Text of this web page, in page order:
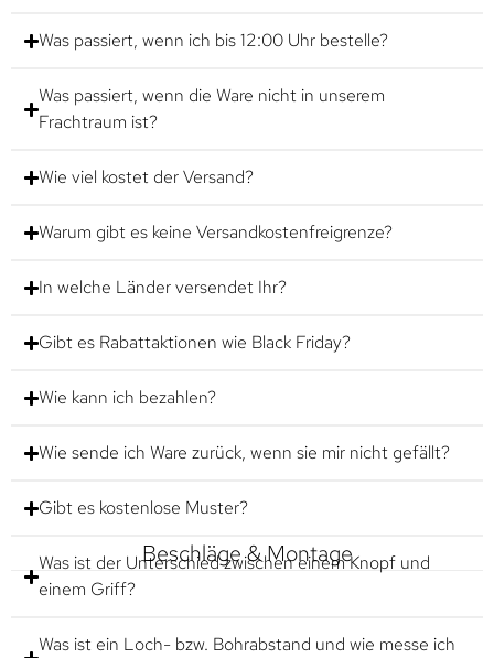
Was passiert, wenn ich bis 12:00 Uhr bestelle?
Was passiert, wenn die Ware nicht in unserem
Frachtraum ist?
Wie viel kostet der Versand?
Warum gibt es keine Versandkostenfreigrenze?
In welche Länder versendet Ihr?
Gibt es Rabattaktionen wie Black Friday?
Wie kann ich bezahlen?
Wie sende ich Ware zurück, wenn sie mir nicht gefällt?
Gibt es kostenlose Muster?
Beschläge & Montage
Was ist der Unterschied zwischen einem Knopf und
einem Griff?
Was ist ein Loch- bzw. Bohrabstand und wie messe ich